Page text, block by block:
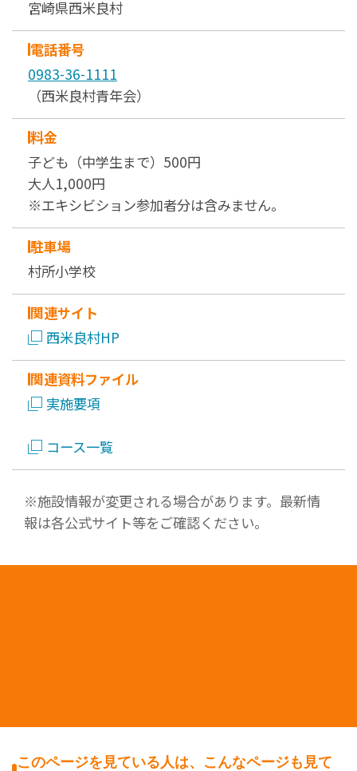
宮崎県西米良村
電話番号
0983-36-1111
（西米良村青年会）
料金
子ども（中学生まで）500円
大人1,000円
※エキシビション参加者分は含みません。
駐車場
村所小学校
関連サイト
西米良村HP
関連資料ファイル
実施要項
コース一覧
※施設情報が変更される場合があります。最新情
報は各公式サイト等をご確認ください。
このページを見ている人は、こんなページも見て